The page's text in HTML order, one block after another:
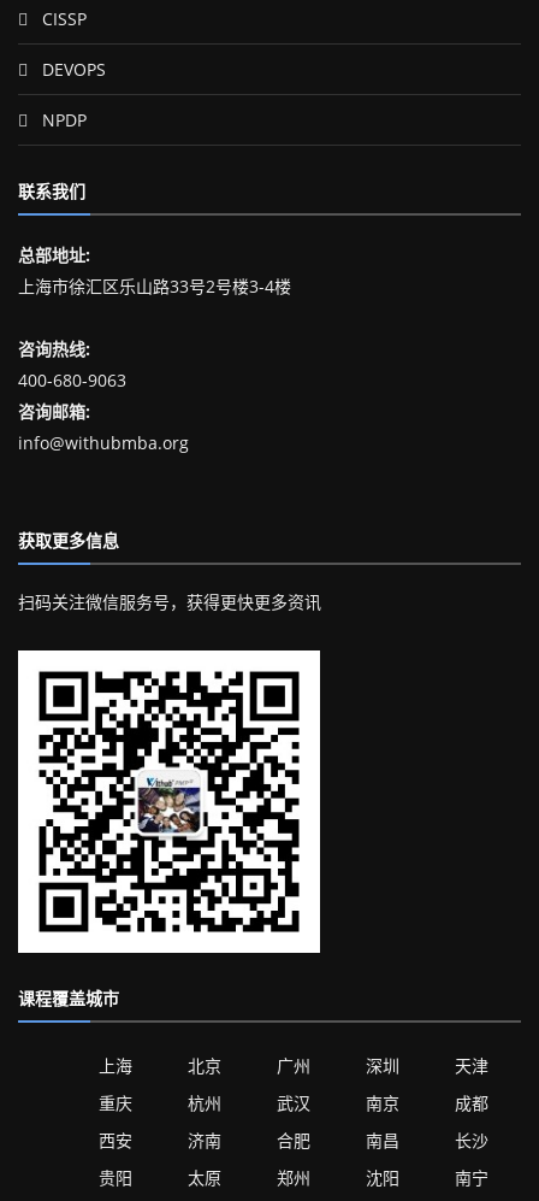
CISSP
DEVOPS
NPDP
联系我们
总部地址:
上海市徐汇区乐山路33号2号楼3-4楼
咨询热线:
400-680-9063
咨询邮箱:
info@withubmba.org
获取更多信息
扫码关注微信服务号，获得更快更多资讯
课程覆盖城市
上海 北京 广州 深圳
天津
重庆
杭州 武汉 南京
成都
西安
济南 合肥 南昌
长沙
贵阳
太原 郑州 沈阳 南宁